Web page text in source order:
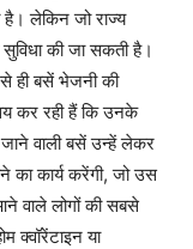
लेकिन जो राज्य
की जा सकती है।
ही बसें भेजनी की
कर रही हैं कि उनके
वाली बसें उन्हें लेकर
का कार्य करेंगी, जो उस
वाले लोगों की सबसे
क्वॉरेंटाइन या